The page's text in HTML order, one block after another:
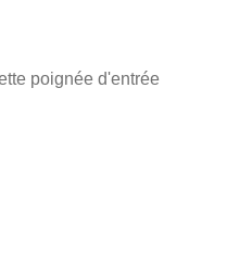
poignée d'entrée